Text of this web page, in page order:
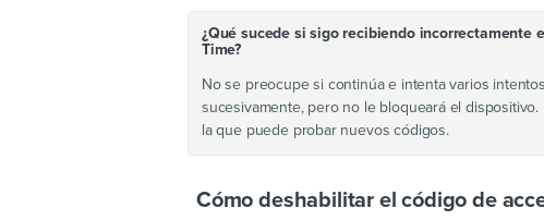
¿Qué sucede si sigo recibiendo incorrectamente
Time?
No se preocupe si continúa e intenta varios
sucesivamente, pero no le bloqueará el
la que puede probar nuevos códigos.
Cómo deshabilitar el código de